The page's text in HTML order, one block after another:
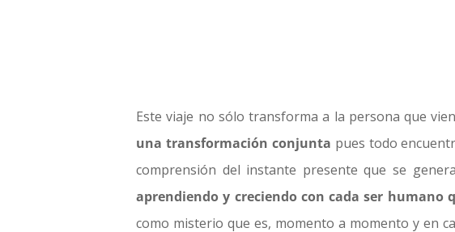
Este viaje no sólo transforma a la persona que
una transformación conjunta pues todo
comprensión del instante presente que se
aprendiendo y creciendo con cada ser humano
como misterio que es, momento a momento y en